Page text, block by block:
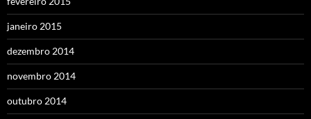
janeiro 2015
dezembro 2014
novembro 2014
outubro 2014